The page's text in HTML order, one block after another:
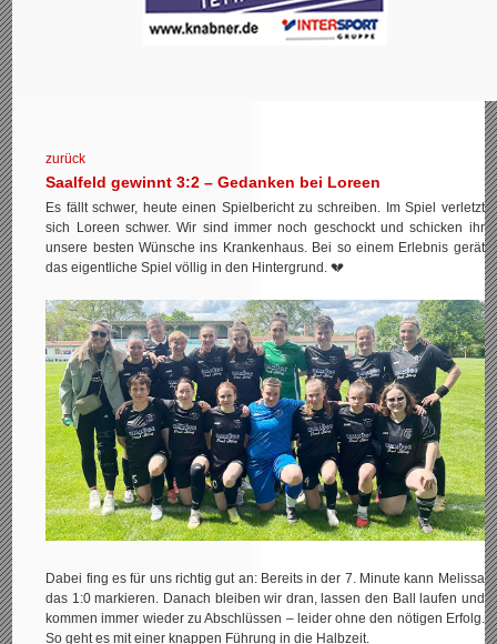
zurück
Saalfeld gewinnt 3:2 – Gedanken bei Loreen
Es fällt schwer, heute einen Spielbericht zu schreiben. Im Spiel verletzt
sich Loreen schwer. Wir sind immer noch geschockt und schicken ihr
unsere besten Wünsche ins Krankenhaus. Bei so einem Erlebnis gerät
das eigentliche Spiel völlig in den Hintergrund. 💔
Dabei fing es für uns richtig gut an: Bereits in der 7. Minute kann Melissa
das 1:0 markieren. Danach bleiben wir dran, lassen den Ball laufen und
kommen immer wieder zu Abschlüssen – leider ohne den nötigen Erfolg.
So geht es mit einer knappen Führung in die Halbzeit.